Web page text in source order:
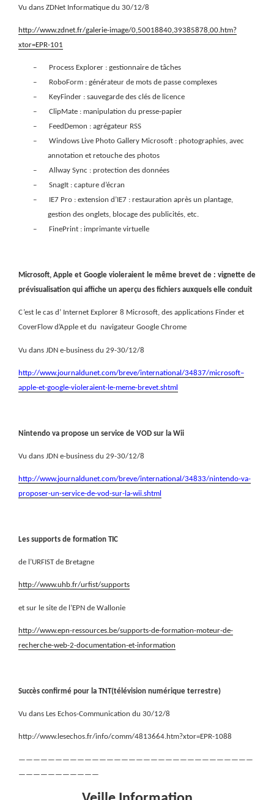
Vu dans ZDNet Informatique du 30/12/8
http://www.zdnet.fr/galerie-image/0,50018840,39385878,00.htm?
xtor=EPR-101
–
Process Explorer : gestionnaire de tâches
–
RoboForm : générateur de mots de passe complexes
–
KeyFinder : sauvegarde des clés de licence
–
ClipMate : manipulation du presse-papier
–
FeedDemon : agrégateur RSS
–
Windows Live Photo Gallery Microsoft : photographies, avec
annotation et retouche des photos
–
Allway Sync : protection des données
–
SnagIt : capture d’écran
–
IE7 Pro : extension d’IE7 : restauration après un plantage,
gestion des onglets, blocage des publicités, etc.
–
FinePrint : imprimante virtuelle
Microsoft, Apple et Google violeraient le même brevet de : vignette de
prévisualisation qui affiche un aperçu des fichiers auxquels elle conduit
C’est le cas d’ Internet Explorer 8 Microsoft, des applications Finder et
CoverFlow d’Apple et du
navigateur Google Chrome
Vu dans JDN e-business du 29-30/12/8
http://www.journaldunet.com/breve/international/34837/microsoft–
apple-et-google-violeraient-le-meme-brevet.shtml
Nintendo va propose un service de VOD sur la Wii
Vu dans JDN e-business du 29-30/12/8
http://www.journaldunet.com/breve/international/34833/nintendo-va-
proposer-un-service-de-vod-sur-la-wii.shtml
Les supports de formation TIC
de l’URFIST de Bretagne
http://www.uhb.fr/urfist/supports
et sur le site de l’EPN de Wallonie
http://www.epn-ressources.be/supports-de-formation-moteur-de-
recherche-web-2-documentation-et-information
Succès confirmé pour la TNT(télévision numérique terrestre)
Vu dans Les Echos-Communication du 30/12/8
http://www.lesechos.fr/info/comm/4813664.htm?xtor=EPR-1088
————————————————————————————————
———————————